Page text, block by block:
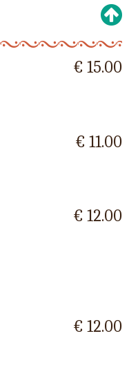
€ 15.00
€ 11.00
€ 12.00
€ 12.00